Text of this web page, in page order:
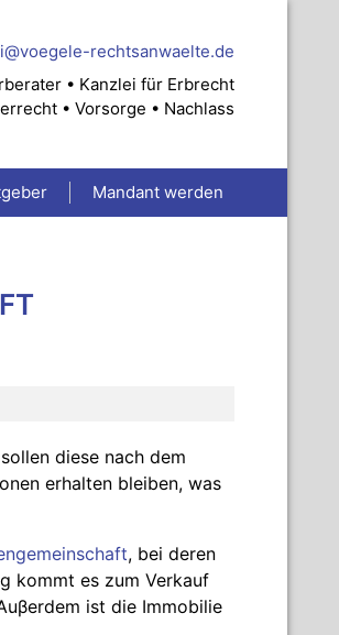
rechtsanwaelte.de
• Kanzlei für Erbrecht
• Vorsorge • Nachlass
Mandant werden
diese nach dem
erhalten bleiben, was
, bei deren
kommt es zum Verkauf
ist die Immobilie